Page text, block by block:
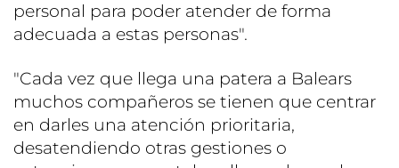
personal para poder atender de forma
adecuada a estas personas".
"Cada vez que llega una patera a Balears
muchos compañeros se tienen que centrar
en darles una atención prioritaria,
desatendiendo otras gestiones o